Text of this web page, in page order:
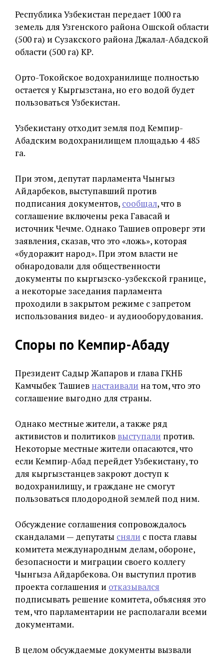
Республика Узбекистан передает 1000 га
земель для Узгенского района Ошской области
(500 га) и Сузакского района Джалал-Абадской
области (500 га) КР.
Орто-Токойское водохранилище полностью
остается у Кыргызстана, но его водой будет
пользоваться Узбекистан.
Узбекистану отходит земля под Кемпир-
Абадским водохранилищем площадью 4 485
га.
При этом, депутат парламента Чынгыз
Айдарбеков, выступавший против
подписания документов, сообщал, что в
соглашение включены река Гавасай и
источник Чечме. Однако Ташиев опроверг эти
заявления, сказав, что это «ложь», которая
«будоражит народ». При этом власти не
обнародовали для общественности
документы по кыргызско-узбекской границе,
а некоторые заседания парламента
проходили в закрытом режиме с запретом
использования видео- и аудиооборудования.
Споры по Кемпир-Абаду
Президент Садыр Жапаров и глава ГКНБ
Камчыбек Ташиев настаивали на том, что это
соглашение выгодно для страны.
Однако местные жители, а также ряд
активистов и политиков выступали против.
Некоторые местные жители опасаются, что
если Кемпир-Абад перейдет Узбекистану, то
для кыргызстанцев закроют доступ к
водохранилищу, и граждане не смогут
пользоваться плодородной землей под ним.
Обсуждение соглашения сопровождалось
скандалами — депутаты сняли с поста главы
комитета международным делам, обороне,
безопасности и миграции своего коллегу
Чынгыза Айдарбекова. Он выступил против
проекта соглашения и отказывался
подписывать решение комитета, объясняя это
тем, что парламентарии не располагали всеми
документами.
В целом обсуждаемые документы вызвали